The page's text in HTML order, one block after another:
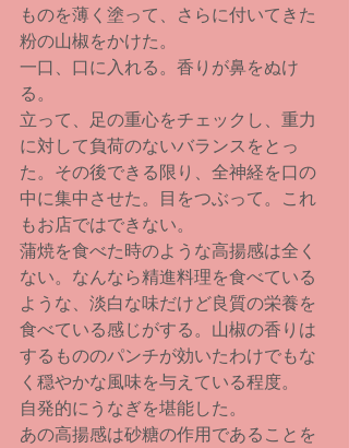
ものを薄く塗って、さらに付いてきた
粉の山椒をかけた。
一口、口に入れる。香りが鼻をぬけ
る。
立って、足の重心をチェックし、重力
に対して負荷のないバランスをとっ
た。その後できる限り、全神経を口の
中に集中させた。目をつぶって。これ
もお店ではできない。
蒲焼を食べた時のような高揚感は全く
ない。なんなら精進料理を食べている
ような、淡白な味だけど良質の栄養を
食べている感じがする。山椒の香りは
するもののパンチが効いたわけでもな
く穏やかな風味を与えている程度。
自発的にうなぎを堪能した。
あの高揚感は砂糖の作用であることを